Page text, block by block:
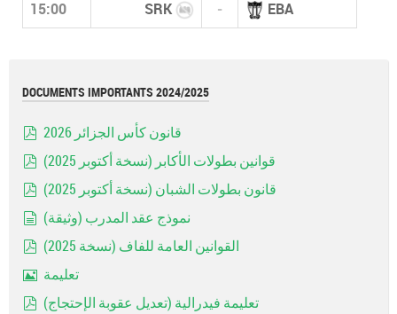
15:00 SRK - EBA
DOCUMENTS IMPORTANTS 2024/2025
قانون كأس الجزائر 2026
قوانين بطولات الأكابر (نسخة أكتوبر 2025)
قانون بطولات الشبان (نسخة أكتوبر 2025)
نموذج عقد المدرب (وثيقة)
القوانين العامة للفاف (نسخة 2025)
تعليمة
تعليمة فيدرالية (تعديل عقوبة الإحتجاج)